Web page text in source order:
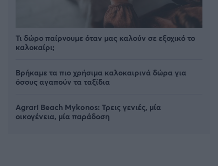
Τι δώρο παίρνουμε όταν μας καλούν σε εξοχικό το
καλοκαίρι;
Βρήκαμε τα πιο χρήσιμα καλοκαιρινά δώρα για
όσους αγαπούν τα ταξίδια
Agrari Beach Mykonos: Τρεις γενιές, μία
οικογένεια, μία παράδοση